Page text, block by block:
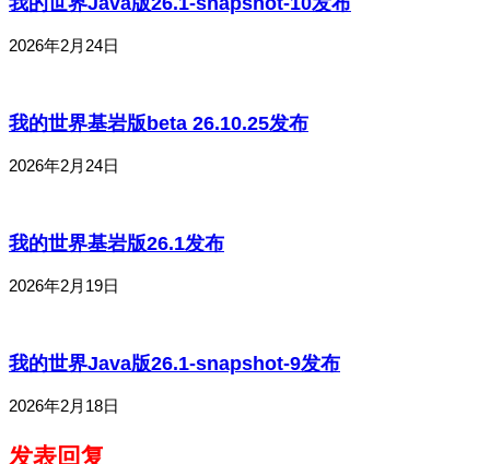
2026年2月24日
我的世界基岩版beta 26.10.25发布
2026年2月24日
我的世界基岩版26.1发布
2026年2月19日
我的世界Java版26.1-snapshot-9发布
2026年2月18日
发表回复